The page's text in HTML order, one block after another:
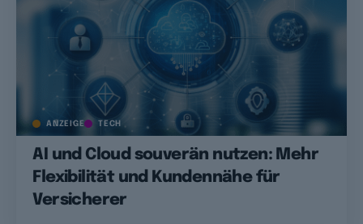
ANZEIGE TECH
AI und Cloud souverän nutzen: Mehr
Flexibilität und Kundennähe für
Versicherer